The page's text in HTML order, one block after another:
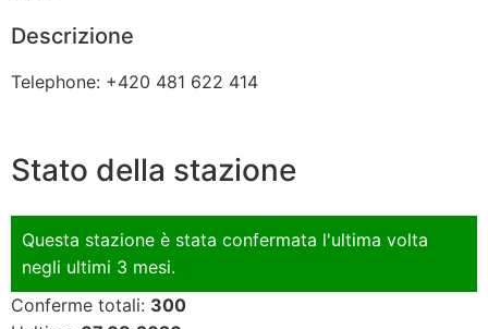
Descrizione
Telephone: +420 481 622 414
Stato della stazione
Questa stazione è stata confermata l'ultima volta
negli ultimi 3 mesi.
Conferme totali: 300